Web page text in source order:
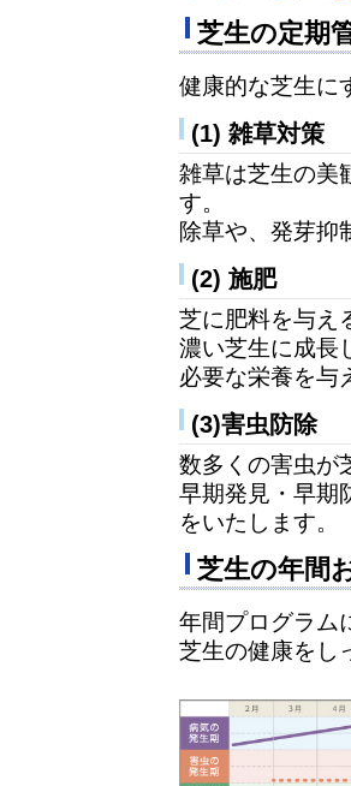
芝生の定期
健康的な芝生に
(1) 雑草対策
雑草は芝生の美
す。
除草や、発芽抑
(2) 施肥
芝に肥料を与え
濃い芝生に成長
必要な栄養を与
(3)害虫防除
数多くの害虫が
早期発見・早期
をいたします。
芝生の年間
年間プログラム
芝生の健康をし